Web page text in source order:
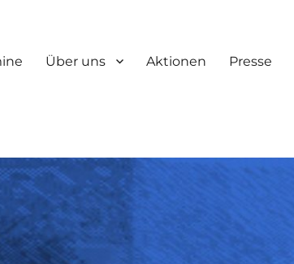
Über uns Aktionen Presse